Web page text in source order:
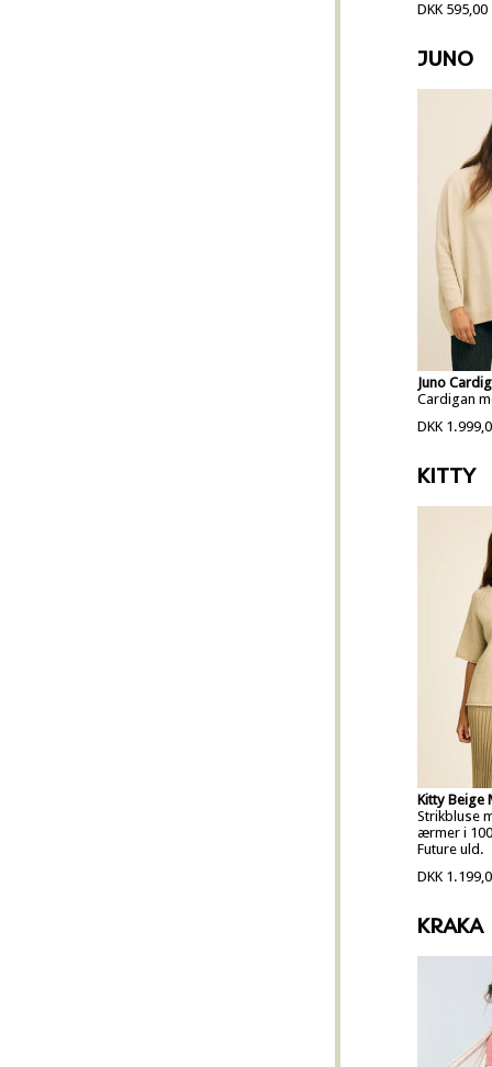
DKK 595,00
JUNO
Juno
Cardigan
DKK
KITTY
Kitty Beige
Strikbluse
ærmer i
Future uld.
DKK
KRAKA